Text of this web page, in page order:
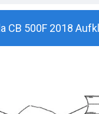
CB 500F 2018